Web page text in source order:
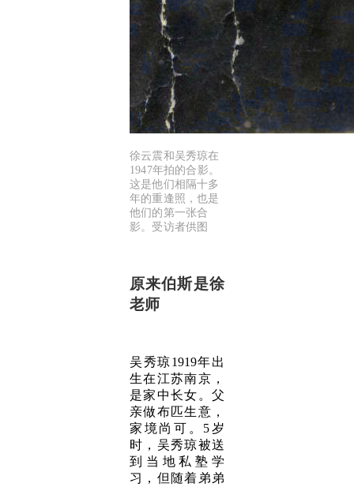
徐云震和吴秀琼在
1947年拍的合影。
这是他们相隔十多
年的重逢照，也是
他们的第一张合
影。受访者供图
原来伯斯是徐
老师
吴秀琼1919年出
生在江苏南京，
是家中长女。父
亲做布匹生意，
家境尚可。5岁
时，吴秀琼被送
到当地私塾学
习，但随着弟弟